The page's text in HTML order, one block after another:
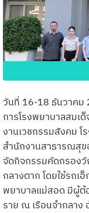
วันที่ 16-18 ธันวาคม
การโรงพยาบาลสมเ
งานเวชกรรมสังคม โ
สำนักงานสาธารณสุข
จัดกิจกรรมคัดกรองวั
กลางตาก โดยใช้รถเ
พยาบาลแม่สอด มีผู้ต้
ราย ณ เรือนจำกลาง